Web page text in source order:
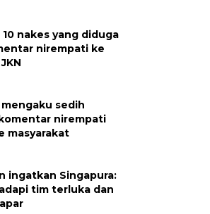
10 nakes yang diduga
nirempati ke
sedih
nirempati
masyarakat
ingatkan Singapura:
tim terluka dan